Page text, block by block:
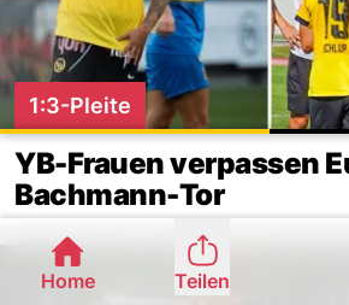
1:3-Pleite
YB-Frauen verpassen
Bachmann-Tor
Home Teilen